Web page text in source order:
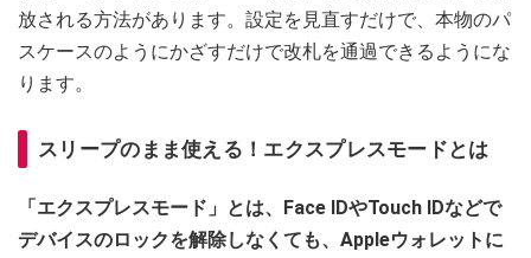
放される方法があります。設定を見直すだけで、本物のパ
スケースのようにかざすだけで改札を通過できるようにな
ります。
スリープのまま使える！エクスプレスモードとは
「エクスプレスモード」とは、Face IDやTouch IDなどで
デバイスのロックを解除しなくても、Appleウォレットに